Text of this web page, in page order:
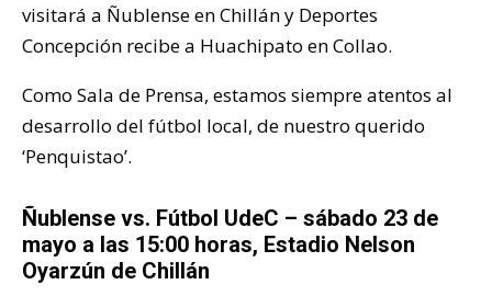
visitará a Ñublense en Chillán y Deportes
Concepción recibe a Huachipato en Collao.
Como Sala de Prensa, estamos siempre atentos al
desarrollo del fútbol local, de nuestro querido
‘Penquistao’.
Ñublense vs. Fútbol UdeC – sábado 23 de
mayo a las 15:00 horas, Estadio Nelson
Oyarzún de Chillán